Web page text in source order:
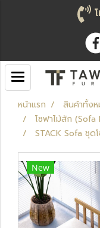
หน้าแรก สินค้าทั้ง
โซฟาไม้สัก (Sofa
STACK Sofa ชุ
New